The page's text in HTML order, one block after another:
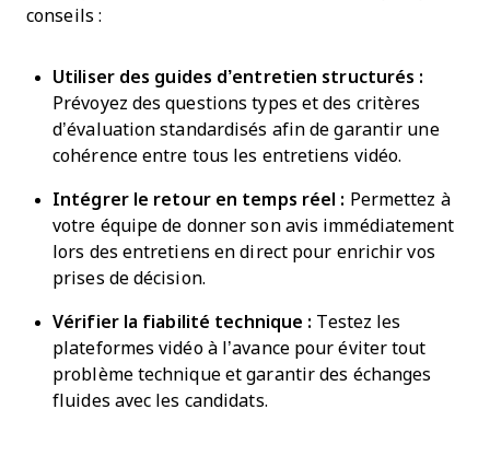
conseils :
Utiliser des guides d’entretien structurés :
Prévoyez des questions types et des critères
d’évaluation standardisés afin de garantir une
cohérence entre tous les entretiens vidéo.
Intégrer le retour en temps réel : Permettez à
votre équipe de donner son avis immédiatement
lors des entretiens en direct pour enrichir vos
prises de décision.
Vérifier la fiabilité technique : Testez les
plateformes vidéo à l’avance pour éviter tout
problème technique et garantir des échanges
fluides avec les candidats.